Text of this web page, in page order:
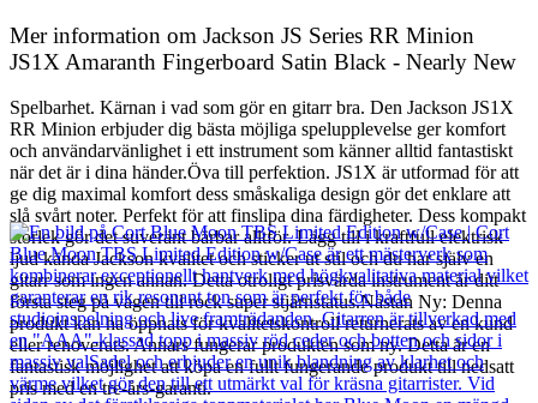
Mer information om Jackson JS Series RR Minion
JS1X Amaranth Fingerboard Satin Black - Nearly New
Spelbarhet. Kärnan i vad som gör en gitarr bra. Den Jackson JS1X
RR Minion erbjuder dig bästa möjliga spelupplevelse ger komfort
och användarvänlighet i ett instrument som känner alltid fantastiskt
när det är i dina händer.Öva till perfektion. JS1X är utformad för att
ge dig maximal komfort dess småskaliga design gör det enklare att
slå svårt noter. Perfekt för att finslipa dina färdigheter. Dess kompakt
storlek gör det suveränt bärbar alltför. Lägg till i kraftfull elektrisk
ljud kända Jackson kvalitet och sticker ut stil och du har själv en
gitarr som ingen annan. Detta otroligt prisvärda instrument är ditt
första steg på vägen till rock super stjärnstatus.Nästan Ny: Denna
produkt kan ha öppnats för kvalitetskontroll returnerats av en kund
eller renoverats. Annars fungerar produkten som ny. Detta är en
fantastisk möjlighet att köpa en fullt fungerande produkt till nedsatt
pris med en tre-års-garanti.